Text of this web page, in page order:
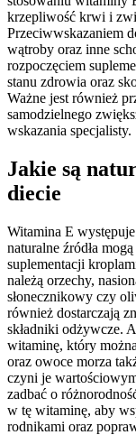
krzepliwość krwi i
Przeciwwskazaniem
wątroby oraz inne
rozpoczęciem
stanu zdrowia oraz
Ważne jest również
samodzielnego
wskazania specjalisty.
Jakie są
diecie
Witamina E
naturalne źródła
suplementacji
należą orzechy,
słonecznikowy czy
również dostarczają
składniki odżywcze.
witaminę, który
oraz owoce morza
czyni je
zadbać o
w tę witaminę, aby
rodnikami oraz